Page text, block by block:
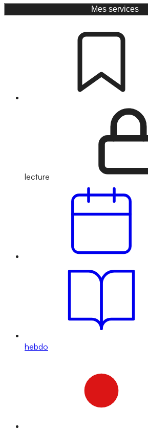
Mes services
lecture
hebdo